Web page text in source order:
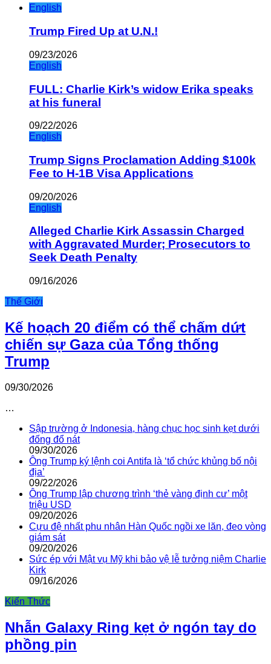
English
Trump Fired Up at U.N.!
09/23/2026
English
FULL: Charlie Kirk’s widow Erika speaks
at his funeral
09/22/2026
English
Trump Signs Proclamation Adding $100k
Fee to H-1B Visa Applications
09/20/2026
English
Alleged Charlie Kirk Assassin Charged
with Aggravated Murder; Prosecutors to
Seek Death Penalty
09/16/2026
Thế Giới
Kế hoạch 20 điểm có thể chấm dứt
chiến sự Gaza của Tổng thống
Trump
09/30/2026
…
Sập trường ở Indonesia, hàng chục học sinh kẹt dưới
đống đổ nát
09/30/2026
Ông Trump ký lệnh coi Antifa là ‘tổ chức khủng bố nội
địa’
09/22/2026
Ông Trump lập chương trình ‘thẻ vàng định cư’ một
triệu USD
09/20/2026
Cựu đệ nhất phu nhân Hàn Quốc ngồi xe lăn, đeo vòng
giám sát
09/20/2026
Sức ép với Mật vụ Mỹ khi bảo vệ lễ tưởng niệm Charlie
Kirk
09/16/2026
Kiến Thức
Nhẫn Galaxy Ring kẹt ở ngón tay do
phồng pin